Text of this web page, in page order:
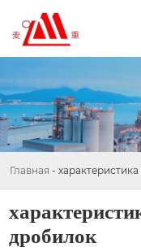
Главная -
дробилок